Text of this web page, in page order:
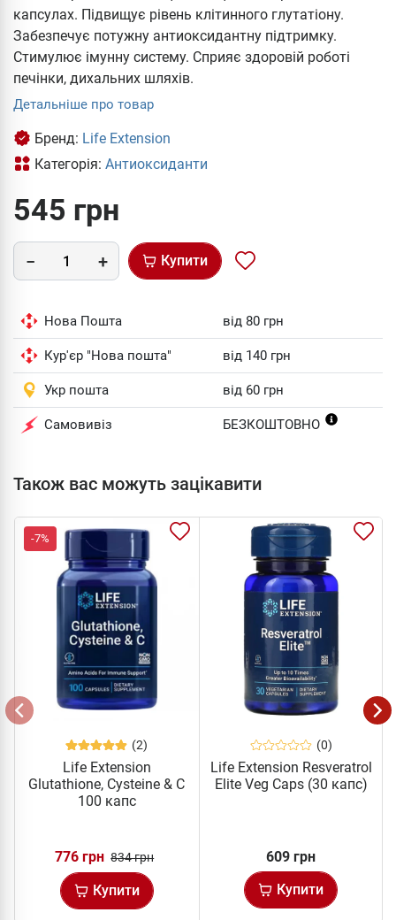
капсулах. Підвищує рівень клітинного глутатіону.
Забезпечує потужну антиоксидантну підтримку.
Стимулює імунну систему. Сприяє здоровій роботі
печінки, дихальних шляхів.
Детальніше про товар
Бренд: Life Extension
Категорія: Антиоксиданти
545 грн
Купити
Нова Пошта від 80 грн
Кур'єр "Нова пошта" від 140 грн
Укр пошта від 60 грн
Самовивіз БЕЗКОШТОВНО
Також вас можуть зацікавити
-7%
(2)
Life Extension
Glutathione, Cysteine & C
100 капс
776 грн 834 грн
Купити
(0)
Life Extension Resveratrol
Elite Veg Caps (30 капс)
609 грн
Купити